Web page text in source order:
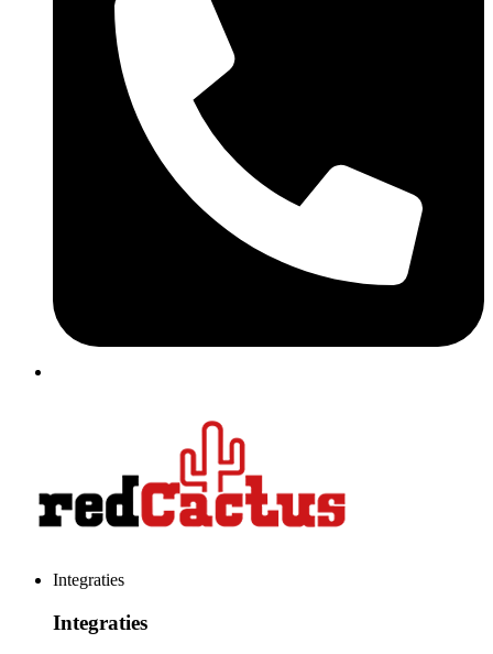
Integraties
Integraties